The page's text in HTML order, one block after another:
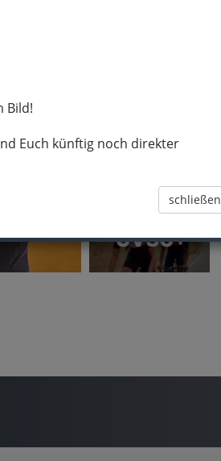
Bild!
Euch künftig noch direkter
schließen